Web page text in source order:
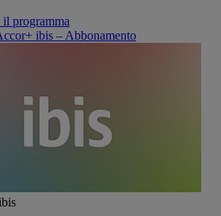
il programma
ibis – Abbonamento